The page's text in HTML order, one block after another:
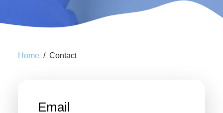
Home Contact
Email